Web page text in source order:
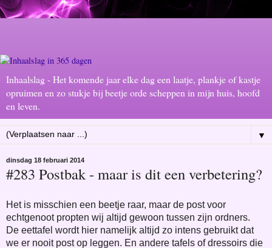
Inhaalslag - Het komende jaar elke dag een laatje, plankje of kastje
opruimen en zo stukje bij beetje orde scheppen in mijn huis, hoofd
en leven.
▼
dinsdag 18 februari 2014
#283 Postbak - maar is dit een verbetering?
Het is misschien een beetje raar, maar de post voor
echtgenoot propten wij altijd gewoon tussen zijn ordners.
De eettafel wordt hier namelijk altijd zo intens gebruikt dat
we er nooit post op leggen. En andere tafels of dressoirs die